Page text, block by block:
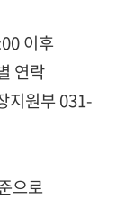
이후
연락
지원부 031-
으로